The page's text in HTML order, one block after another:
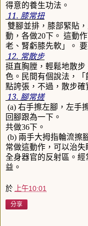
得意的養生功法。
11. 膝常扭
雙腳並排，膝部緊貼
動，各做20下。 這動
老、腎虧膝先軟」。
12. 常散步
挺直胸膛，輕鬆地散
色。民間有個說法，「
點誇張，不過，散步確
13. 腳常搓
(a) 右手擦左腳，左手
回腳跟為一下。
共做36下。
(b) 兩手大拇指輪流擦
常做這動作，可以治
全身器官的反射區。
益。
於 上午10:01
分享